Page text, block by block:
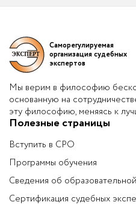
Саморегулируемая
организация судебных
экспертов
Мы верим в философию
основанную на
эту философию, меняясь к
Полезные страницы
Вступить в СРО
Программы обучения
Сведения об
Сертификация судебных